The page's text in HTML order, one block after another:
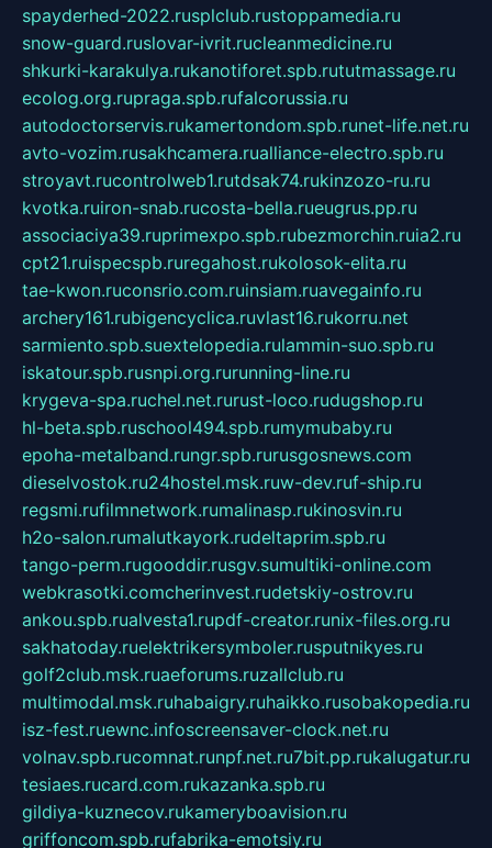
spayderhed-2022.rusplclub.rustoppamedia.ru
snow-guard.ruslovar-ivrit.rucleanmedicine.ru
shkurki-karakulya.rukanotiforet.spb.rututmassage.ru
ecolog.org.rupraga.spb.rufalcorussia.ru
autodoctorservis.rukamertondom.spb.runet-life.net.ru
avto-vozim.rusakhcamera.rualliance-electro.spb.ru
stroyavt.rucontrolweb1.rutdsak74.rukinzozo-ru.ru
kvotka.ruiron-snab.rucosta-bella.rueugrus.pp.ru
associaciya39.ruprimexpo.spb.rubezmorchin.ruia2.ru
cpt21.ruispecspb.ruregahost.rukolosok-elita.ru
tae-kwon.ruconsrio.com.ruinsiam.ruavegainfo.ru
archery161.rubigencyclica.ruvlast16.rukorru.net
sarmiento.spb.suextelopedia.rulammin-suo.spb.ru
iskatour.spb.rusnpi.org.rurunning-line.ru
krygeva-spa.ruchel.net.rurust-loco.rudugshop.ru
hl-beta.spb.ruschool494.spb.rumymubaby.ru
epoha-metalband.rungr.spb.rurusgosnews.com
dieselvostok.ru24hostel.msk.ruw-dev.ruf-ship.ru
regsmi.rufilmnetwork.rumalinasp.rukinosvin.ru
h2o-salon.rumalutkayork.rudeltaprim.spb.ru
tango-perm.rugooddir.rusgv.sumultiki-online.com
webkrasotki.comcherinvest.rudetskiy-ostrov.ru
ankou.spb.rualvesta1.rupdf-creator.runix-files.org.ru
sakhatoday.ruelektrikersymboler.rusputnikyes.ru
golf2club.msk.ruaeforums.ruzallclub.ru
multimodal.msk.ruhabaigry.ruhaikko.rusobakopedia.ru
isz-fest.ruewnc.infoscreensaver-clock.net.ru
volnav.spb.rucomnat.runpf.net.ru7bit.pp.rukalugatur.ru
tesiaes.rucard.com.rukazanka.spb.ru
gildiya-kuznecov.rukameryboavision.ru
griffoncom.spb.rufabrika-emotsiy.ru